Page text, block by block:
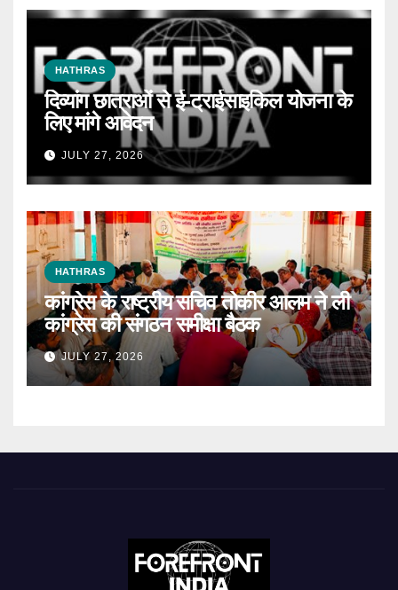
HATHRAS
दिव्यांग छात्राओं से ई-ट्राईसाइकिल योजना के
लिए मांगे आवेदन
JULY 27, 2026
HATHRAS
कांग्रेस के राष्ट्रीय सचिव तोकीर आलम ने ली
कांग्रेस की संगठन समीक्षा बैठक
JULY 27, 2026